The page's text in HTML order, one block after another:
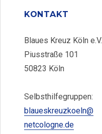
KONTAKT
Blaues Kreuz Köln e.V.
Piusstraße 101
50823 Köln
Selbsthilfegruppen:
blaueskreuzkoeln@
netcologne.de